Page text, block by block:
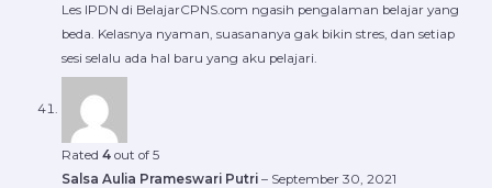
Les IPDN di BelajarCPNS.com ngasih pengalaman belajar yang
beda. Kelasnya nyaman, suasananya gak bikin stres, dan setiap
sesi selalu ada hal baru yang aku pelajari.
Rated 4out of 5
Salsa Aulia Prameswari Putri – September 30, 2021